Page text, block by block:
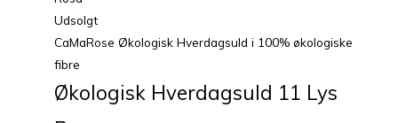
Udsolgt
CaMaRose Økologisk Hverdagsuld i 100% økologiske
fibre
Økologisk Hverdagsuld 11 Lys